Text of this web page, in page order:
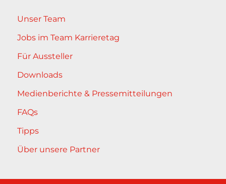
Unser Team
Jobs im Team Karrieretag
Für Aussteller
Downloads
Medienberichte & Pressemitteilungen
FAQs
Tipps
Über unsere Partner